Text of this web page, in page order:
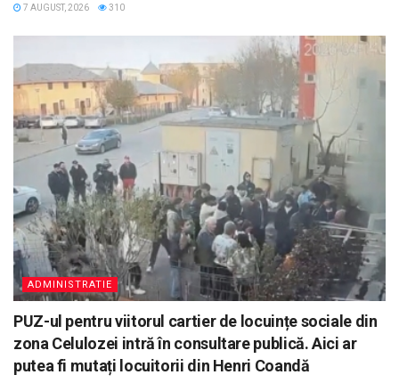
7 AUGUST, 2026 310
ADMINISTRATIE
PUZ-ul pentru viitorul cartier de locuințe sociale din
zona Celulozei intră în consultare publică. Aici ar
putea fi mutați locuitorii din Henri Coandă